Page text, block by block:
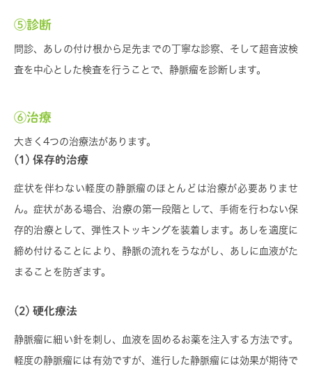
⑤診断
問診、あしの付け根から足先までの丁寧な診察、そして超音波検
査を中心とした検査を行うことで、静脈瘤を診断します。
⑥治療
大きく4つの治療法があります。
(1) 保存的治療
症状を伴わない軽度の静脈瘤のほとんどは治療が必要ありませ
ん。症状がある場合、治療の第一段階として、手術を行わない保
存的治療として、弾性ストッキングを装着します。あしを適度に
締め付けることにより、静脈の流れをうながし、あしに血液がた
まることを防ぎます。
(2) 硬化療法
静脈瘤に細い針を刺し、血液を固めるお薬を注入する方法です。
軽度の静脈瘤には有効ですが、進行した静脈瘤には効果が期待で